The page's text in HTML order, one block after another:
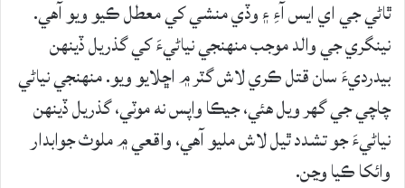
ٿاڻي جي اي ايس آءِ ۽ وڏي منشي کي معطل ڪيو ويو آهي.
نينگري جي والد موجب منهنجي نياڻيءَ کي گذريل ڏينهن
بيدرديءَ سان قتل ڪري لاش گٽر ۾ اڇلايو ويو. منهنجي نياڻي
چاچي جي گهر ويل هئي، جيڪا واپس نه موٽي، گذريل ڏينهن
نياڻيءَ جو تشدد ٿيل لاش مليو آهي، واقعي ۾ ملوث جوابدار
وائکا ڪيا وڃن.